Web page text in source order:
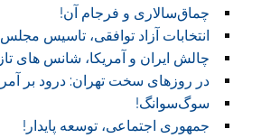
چماق‌سالاری و فرجام آن!‏
انتخابات آزاد توافقی، تاسیس
چالش ایران و آمریکا، شانس های
در روز‌های سخت تهران: درود بر
سوگ‌‌سوانگ!‏
جمهوری اجتماعی، توسعه پایدار!